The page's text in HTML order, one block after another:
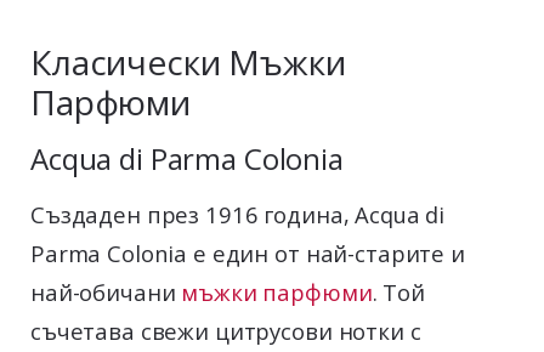
Класически Мъжки
Парфюми
Acqua di Parma Colonia
Създаден през 1916 година, Acqua di
Parma Colonia е един от най-старите и
най-обичани мъжки парфюми. Той
съчетава свежи цитрусови нотки с